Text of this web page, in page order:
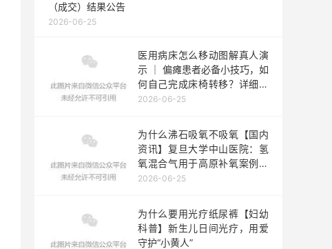
（成交）结果公告
2026-06-25
医用病床怎么移动图解真人演
示 ｜ 偏瘫患者必备小技巧，如
何自己完成床椅转移？详细动
作演示！
2026-06-25
为什么沸石吸氧不吸氧【国内
资讯】复旦大学中山医院：氢
氧混合气用于高原补氧案例报
道
2026-06-25
为什么要用光疗纸尿裤【妇幼
科普】新生儿日间光疗，用爱
守护“小黄人”